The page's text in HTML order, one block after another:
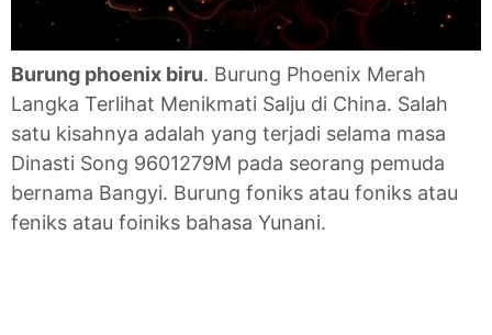
Burung phoenix biru. Burung Phoenix Merah
Langka Terlihat Menikmati Salju di China. Salah
satu kisahnya adalah yang terjadi selama masa
Dinasti Song 9601279M pada seorang pemuda
bernama Bangyi. Burung foniks atau foniks atau
feniks atau foiniks bahasa Yunani.